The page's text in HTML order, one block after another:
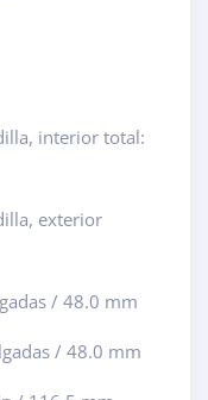
interior total:
exterior
/ 48.0 mm
/ 48.0 mm